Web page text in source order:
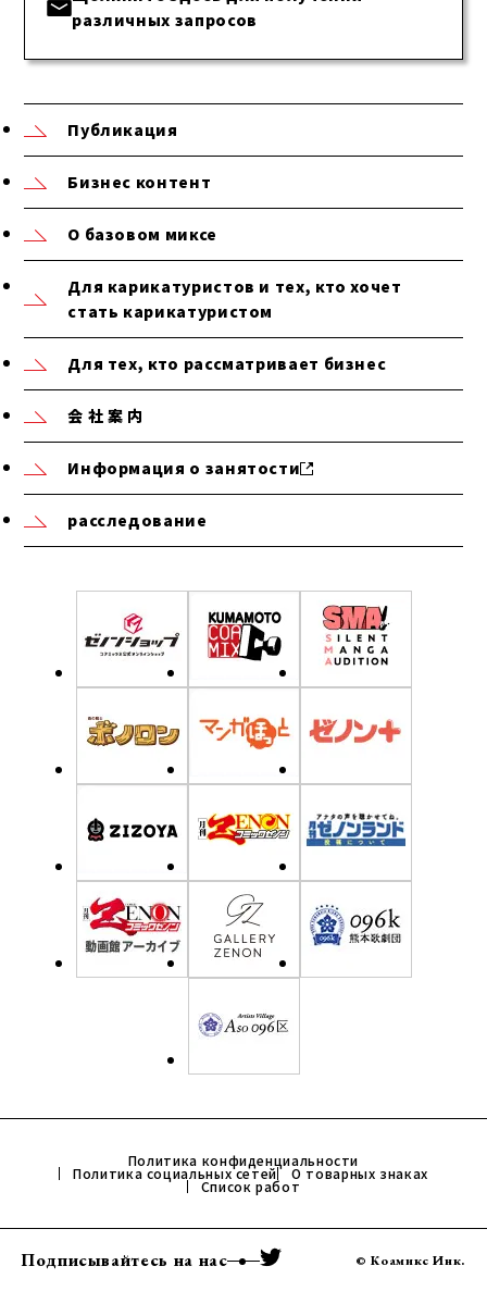
различных запросов
Публикация
Бизнес контент
О базовом миксе
Для карикатуристов и тех, кто хочет
стать карикатуристом
Для тех, кто рассматривает бизнес
会 社 案 内
Информация о занятости
расследование
Политика конфиденциальности
Политика социальных сетей О товарных знаках
Список работ
Подписывайтесь на нас © Коамикс Инк.